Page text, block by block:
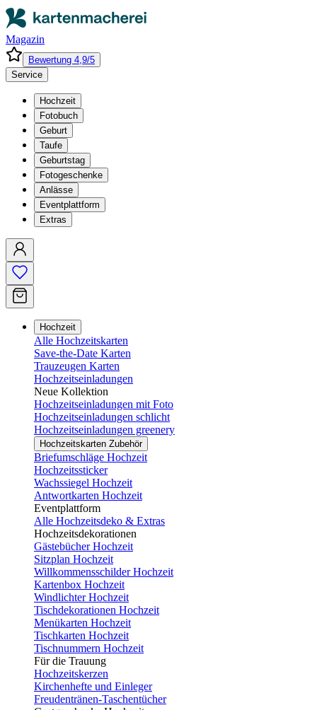
Magazin
Bewertung 4,9/5
Service
Hochzeit
Fotobuch
Geburt
Taufe
Geburtstag
Fotogeschenke
Anlässe
Eventplattform
Extras
Hochzeit
Alle Hochzeitskarten
Save-the-Date Karten
Trauzeugen Karten
Hochzeitseinladungen
Neue Kollektion
Hochzeitseinladungen mit Foto
Hochzeitseinladungen schlicht
Hochzeitseinladungen greenery
Hochzeitskarten Zubehör
Briefumschläge Hochzeit
Hochzeitssticker
Wachssiegel Hochzeit
Antwortkarten Hochzeit
Eventplattform
Alle Hochzeitsdeko & Extras
Hochzeitsdekorationen
Gästebücher Hochzeit
Sitzplan Hochzeit
Willkommensschilder Hochzeit
Kartenbox Hochzeit
Windlichter Hochzeit
Tischdekorationen Hochzeit
Menükarten Hochzeit
Tischkarten Hochzeit
Tischnummern Hochzeit
Für die Trauung
Hochzeitskerzen
Kirchenhefte und Einleger
Freudentränen-Taschentücher